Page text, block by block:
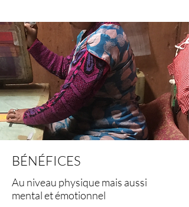
BÉNÉFICES
Au niveau physique mais aussi
mental et émotionnel